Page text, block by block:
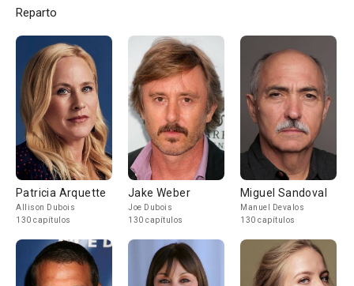
Reparto
Patricia Arquette
Allison Dubois
130 capítulos
Jake Weber
Joe Dubois
130 capítulos
Miguel Sandoval
Manuel Devalos
130 capítulos